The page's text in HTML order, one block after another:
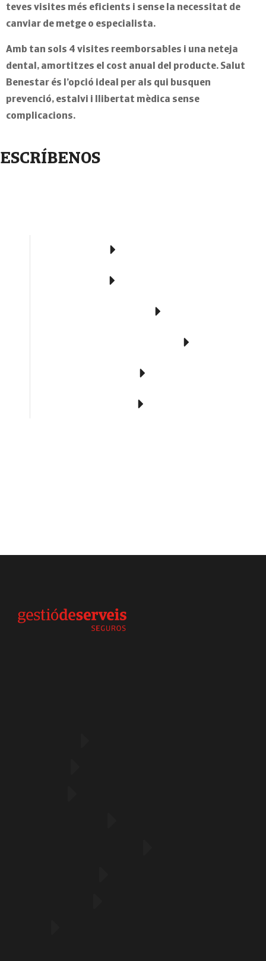
teves visites més eficients i sense la necessitat de
canviar de metge o especialista.
Amb tan sols 4 visites reemborsables i una neteja
dental, amortitzes el cost anual del producte. Salut
Benestar és l’opció ideal per als qui busquen
prevenció, estalvi i llibertat mèdica sense
complicacions.
ESCRÍBENOS